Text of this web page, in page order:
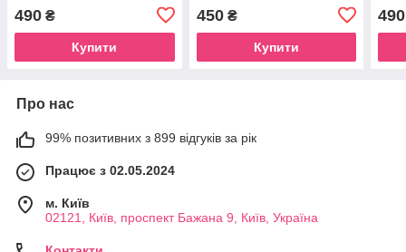
490 ₴
Купити
450₴
Купити
490
Про нас
99% позитивних з 899 відгуків за рік
Працює з 02.05.2024
м. Київ
02121, Київ, проспект Бажана 9, Київ, Україна